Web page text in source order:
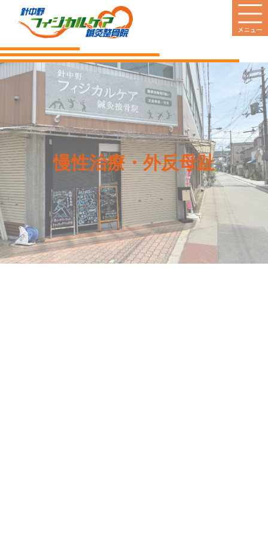
HOME
当院のご案内
診療案内
営業日
料金のご案内
新着情報
患者様の声
Q&A
慢性治療・外反母趾